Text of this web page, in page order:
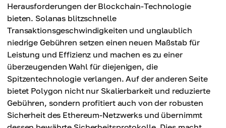
Sichert Transaktionen durch die Sicherheit von
Herausforderungen der Blockchain-Technologie
bieten. Solanas blitzschnelle
Transaktionsgeschwindigkeiten und unglaublich
niedrige Gebühren setzen einen neuen Maßstab für
Leistung und Effizienz und machen es zu einer
überzeugenden Wahl für diejenigen, die
Spitzentechnologie verlangen. Auf der anderen Seite
bietet Polygon nicht nur Skalierbarkeit und reduzierte
Gebühren, sondern profitiert auch von der robusten
Sicherheit des Ethereum-Netzwerks und übernimmt